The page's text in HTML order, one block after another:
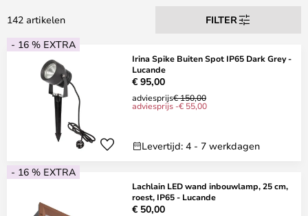
142 artikelen
FILTER
- 16 % EXTRA
Irina Spike Buiten Spot IP65 Dark Grey -
Lucande
€ 95,00
adviesprijs€ 150,00
adviesprijs -€ 55,00
Levertijd: 4 - 7 werkdagen
- 16 % EXTRA
Lachlain LED wand inbouwlamp, 25 cm,
roest, IP65 - Lucande
€ 50,00